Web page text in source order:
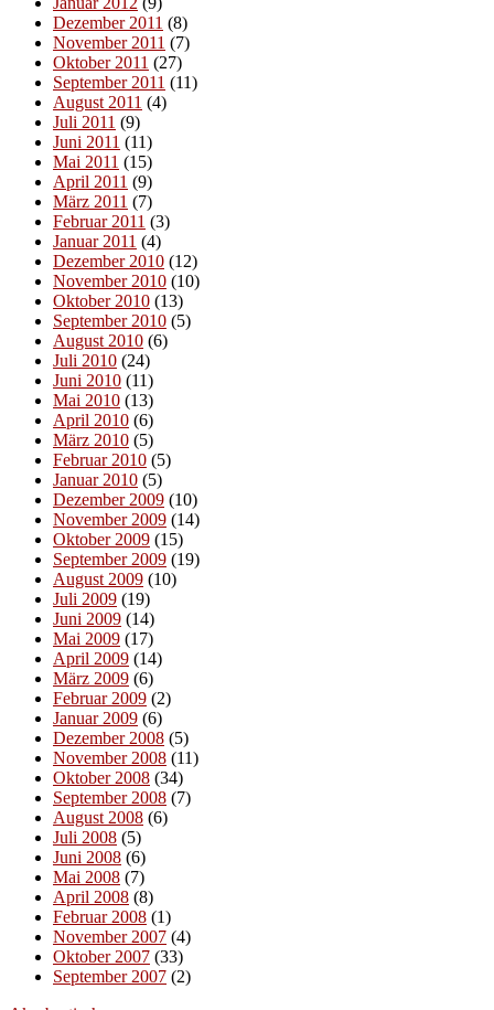
Dezember 2011 (8)
November 2011 (7)
Oktober 2011 (27)
September 2011 (11)
August 2011 (4)
Juli 2011 (9)
Juni 2011 (11)
Mai 2011 (15)
April 2011 (9)
März 2011 (7)
Februar 2011 (3)
Januar 2011 (4)
Dezember 2010 (12)
November 2010 (10)
Oktober 2010 (13)
September 2010 (5)
August 2010 (6)
Juli 2010 (24)
Juni 2010 (11)
Mai 2010 (13)
April 2010 (6)
März 2010 (5)
Februar 2010 (5)
Januar 2010 (5)
Dezember 2009 (10)
November 2009 (14)
Oktober 2009 (15)
September 2009 (19)
August 2009 (10)
Juli 2009 (19)
Juni 2009 (14)
Mai 2009 (17)
April 2009 (14)
März 2009 (6)
Februar 2009 (2)
Januar 2009 (6)
Dezember 2008 (5)
November 2008 (11)
Oktober 2008 (34)
September 2008 (7)
August 2008 (6)
Juli 2008 (5)
Juni 2008 (6)
Mai 2008 (7)
April 2008 (8)
Februar 2008 (1)
November 2007 (4)
Oktober 2007 (33)
September 2007 (2)